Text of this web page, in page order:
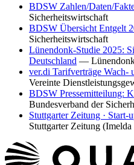
BDSW Zahlen/Daten/
Sicherheitswirtschaft
BDSW Übersicht Entgelt
Sicherheitswirtschaft
Lünendonk-Studie 2025:
Deutschland —
ver.di Tarifverträge Wach-
Vereinte
BDSW Pressemitteilung:
Bundesverband der
Stuttgarter Zeitung · Start-
Stuttgarter Zeitung